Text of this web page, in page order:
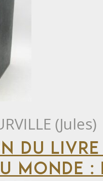
(Jules)
DU
MONDE :